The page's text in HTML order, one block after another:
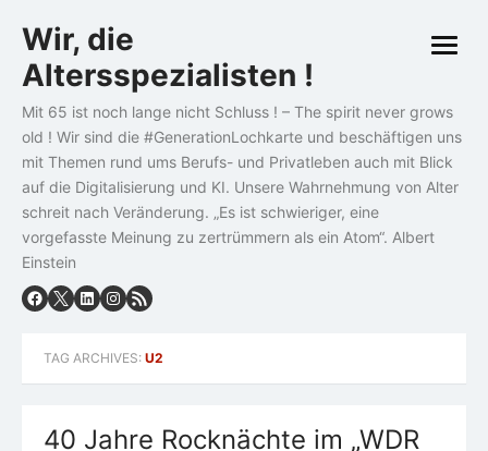
to
content
Wir, die
Altersspezialisten !
Mit 65 ist noch lange nicht Schluss ! – The spirit never grows
old ! Wir sind die #GenerationLochkarte und beschäftigen uns
mit Themen rund ums Berufs- und Privatleben auch mit Blick
auf die Digitalisierung und KI. Unsere Wahrnehmung von Alter
schreit nach Veränderung. „Es ist schwieriger, eine
vorgefasste Meinung zu zertrümmern als ein Atom“. Albert
Einstein
open
TAG ARCHIVES: U2
40 Jahre Rocknächte im „WDR